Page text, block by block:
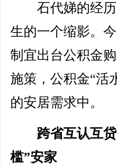
石代娣的经历
生的一个缩影。
制宜出台公积金
施策，公积金“活
的安居需求中。
跨省互认互
槛”安家